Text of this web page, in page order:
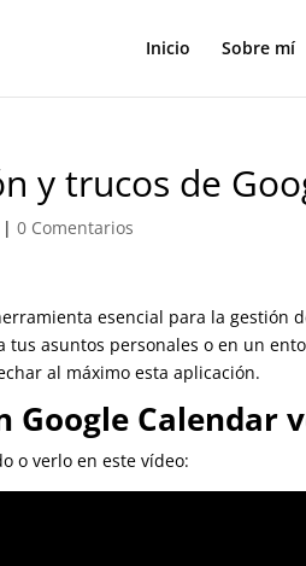
Inicio Sobre mí
y trucos de
0 Comentarios
esencial para la gestión
para tus asuntos personales o
aprovechar al máximo esta
Google Calendar
o verlo en este vídeo: